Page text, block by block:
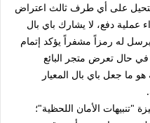
على أي طرف ثالث اعتراض
عملية دفع، لا يشارك باي بال
يرسل له رمزاً مشفراً يؤكد إتمام
حال تعرض متجر البائع
ما جعل باي بال المعيار
"تنبيهات الأمان اللحظية"؛